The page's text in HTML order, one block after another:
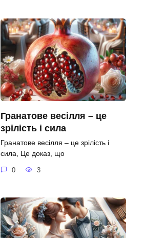
Гранатове весілля – це
зрілість і сила
Гранатове весілля – це зрілість і
сила, Це доказ, що
0 3